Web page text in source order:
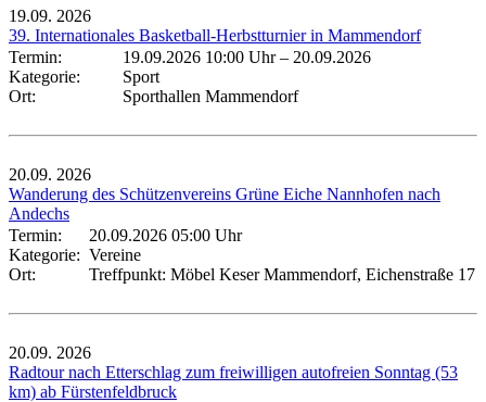
19.09. 2026
39. Internationales Basketball-Herbstturnier in Mammendorf
Termin:
19.09.2026 10:00 Uhr– 20.09.2026
Kategorie:
Sport
Ort:
Sporthallen Mammendorf
20.09. 2026
Wanderung des Schützenvereins Grüne Eiche Nannhofen nach
Andechs
Termin:
20.09.2026 05:00 Uhr
Kategorie: Vereine
Ort:
Treffpunkt: Möbel Keser Mammendorf, Eichenstraße 17
20.09. 2026
Radtour nach Etterschlag zum freiwilligen autofreien Sonntag (53
km) ab Fürstenfeldbruck